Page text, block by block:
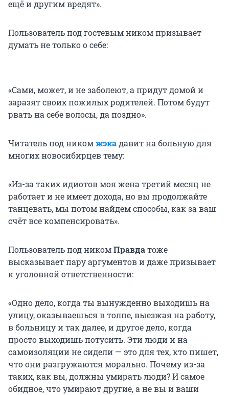
ещё и другим вредят».
Пользователь под гостевым ником призывает
думать не только о себе:
«Сами, может, и не заболеют, а придут домой и
заразят своих пожилых родителей. Потом будут
рвать на себе волосы, да поздно».
Читатель под никомжэкадавит на больную для
многих новосибирцев тему:
«Из-за таких идиотов моя жена третий месяц не
работает и не имеет дохода, но вы продолжайте
танцевать, мы потом найдем способы, как за ваш
счёт все компенсировать».
Пользователь под никомПравдатоже
высказывает пару аргументов и даже призывает
к уголовной ответственности:
«Одно дело, когда ты вынужденно выходишь на
улицу, оказываешься в толпе, выезжая на работу,
в больницу и так далее, и другое дело, когда
просто выходишь потусить. Эти люди и на
самоизоляции не сидели — это для тех, кто пишет,
что они разгружаются морально. Почему из-за
таких, как вы, должны умирать люди? И самое
обидное, что умирают другие, а не вы и ваши